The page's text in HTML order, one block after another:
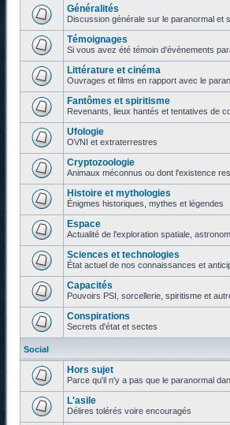
Généralités
Discussion générale sur le paranormal et
Témoignages
Si vous avez été témoin d'évènements
Littérature et cinéma
Ouvrages et films en rapport avec le
Fantômes et spiritisme
Revenants, lieux hantés et tentatives de
Ufologie
OVNI et extraterrestres
Cryptozoologie
Animaux méconnus ou dont l'existence
Histoire et mythologies
Énigmes historiques, mythes et légendes
Espace
Actualité de l'exploration spatiale,
Sciences et technologies
État actuel de nos connaissances et
Capacités
Pouvoirs PSI, sorcellerie, spiritisme et
Conspirations
Secrets d'état et sectes
Social
Hors sujet
Parce qu'il n'y a pas que le paranormal
L'asile
Délires tolérés voire encouragés